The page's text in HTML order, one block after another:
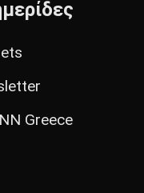
Greece